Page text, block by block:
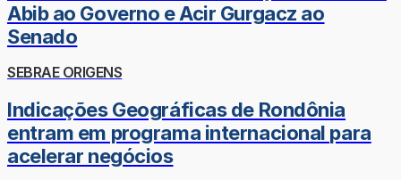
Abib ao Governo e Acir Gurgacz ao
Senado
SEBRAE ORIGENS
Indicações Geográficas de Rondônia
entram em programa internacional para
acelerar negócios